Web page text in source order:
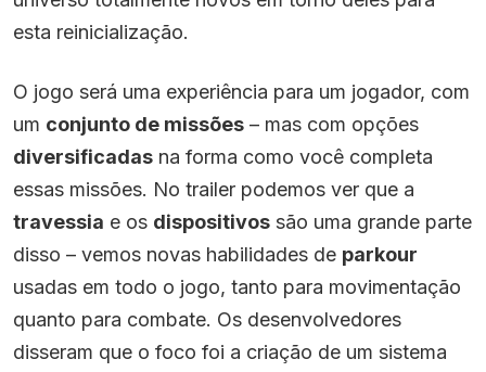
esta reinicialização.
O jogo será uma experiência para um jogador, com
um conjunto de missões – mas com opções
diversificadas na forma como você completa
essas missões. No trailer podemos ver que a
travessia e os dispositivos são uma grande parte
disso – vemos novas habilidades de parkour
usadas em todo o jogo, tanto para movimentação
quanto para combate. Os desenvolvedores
disseram que o foco foi a criação de um sistema